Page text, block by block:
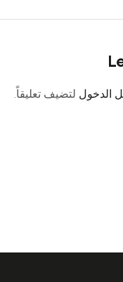
الدخول لتضيف تعليقاً.